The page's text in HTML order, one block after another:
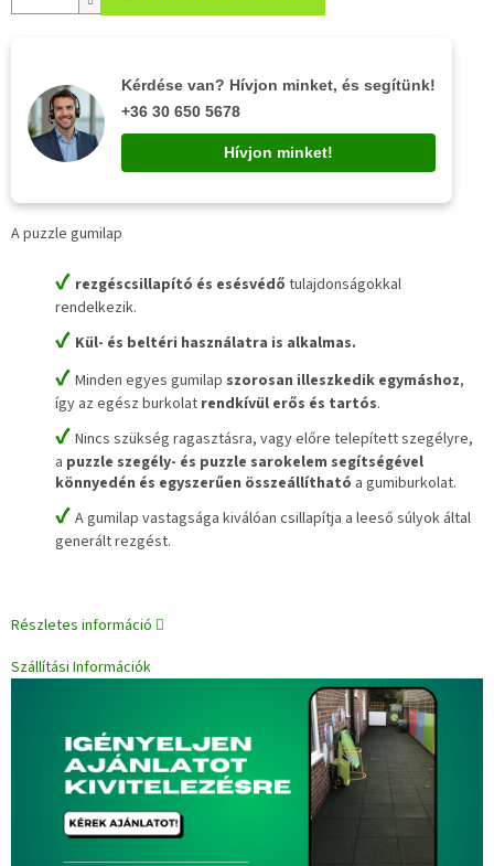
Kérdése van? Hívjon minket, és segítünk!
+36 30 650 5678
Hívjon minket!
A puzzle gumilap
✔ rezgéscsillapító és esésvédő tulajdonságokkal
rendelkezik.
✔ Kül- és beltéri használatra is alkalmas.
✔ Minden egyes gumilap szorosan illeszkedik egymáshoz,
így az egész burkolat rendkívül erős és tartós.
✔ Nincs szükség ragasztásra, vagy előre telepített szegélyre,
a puzzle szegély- és puzzle sarokelem segítségével
könnyedén és egyszerűen összeállítható a gumiburkolat.
✔ A gumilap vastagsága kiválóan csillapítja a leeső súlyok által
generált rezgést.
Részletes információ
Szállítási Információk